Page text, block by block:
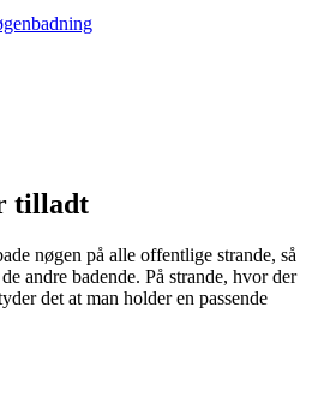
tilladt
nøgen på alle offentlige strande, så
andre badende. På strande, hvor der
det at man holder en passende